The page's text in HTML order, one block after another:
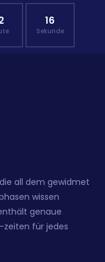
15
Sekunde
all dem gewidmet
wissen
genaue
für jedes